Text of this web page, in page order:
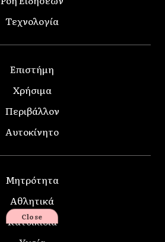
Τεχνολογία
Επιστήμη
Χρήσιμα
Περιβάλλον
Αυτοκίνητο
Μητρότητα
Αθλητικά
Κατοικίδια
Close